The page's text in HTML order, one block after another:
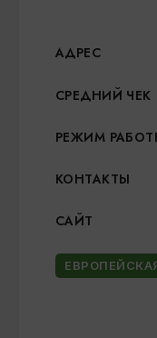
АДРЕС
СРЕДНИЙ ЧЕК
РЕЖИМ
КОНТАКТЫ
САЙТ